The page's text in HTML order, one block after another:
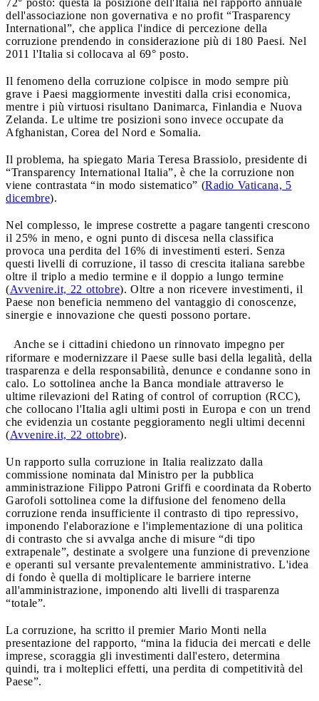
dell'associazione non governativa e no profit “Trasparency
International”, che applica l'indice di percezione della
corruzione prendendo in considerazione più di 180 Paesi. Nel
2011 l'Italia si collocava al 69° posto.
Il fenomeno della corruzione colpisce in modo sempre più
grave i Paesi maggiormente investiti dalla crisi economica,
mentre i più virtuosi risultano Danimarca, Finlandia e Nuova
Zelanda. Le ultime tre posizioni sono invece occupate da
Afghanistan, Corea del Nord e Somalia.
Il problema, ha spiegato Maria Teresa Brassiolo, presidente di
“Transparency International Italia”, è che la corruzione non
viene contrastata “in modo sistematico” (Radio Vaticana, 5
dicembre).
Nel complesso, le imprese costrette a pagare tangenti crescono
il 25% in meno, e ogni punto di discesa nella classifica
provoca una perdita del 16% di investimenti esteri. Senza
questi livelli di corruzione, il tasso di crescita italiana sarebbe
oltre il triplo a medio termine e il doppio a lungo termine
(Avvenire.it, 22 ottobre). Oltre a non ricevere investimenti, il
Paese non beneficia nemmeno del vantaggio di conoscenze,
sinergie e innovazione che questi possono portare.
Anche se i cittadini chiedono un rinnovato impegno per
riformare e modernizzare il Paese sulle basi della legalità, della
trasparenza e della responsabilità, denunce e condanne sono in
calo. Lo sottolinea anche la Banca mondiale attraverso le
ultime rilevazioni del Rating of control of corruption (RCC),
che collocano l'Italia agli ultimi posti in Europa e con un trend
che evidenzia un costante peggioramento negli ultimi decenni
(Avvenire.it, 22 ottobre).
Un rapporto sulla corruzione in Italia realizzato dalla
commissione nominata dal Ministro per la pubblica
amministrazione Filippo Patroni Griffi e coordinata da Roberto
Garofoli sottolinea come la diffusione del fenomeno della
corruzione renda insufficiente il contrasto di tipo repressivo,
imponendo l'elaborazione e l'implementazione di una politica
di contrasto che si avvalga anche di misure “di tipo
extrapenale”, destinate a svolgere una funzione di prevenzione
e operanti sul versante prevalentemente amministrativo. L'idea
di fondo è quella di moltiplicare le barriere interne
all'amministrazione, imponendo alti livelli di trasparenza
“totale”.
La corruzione, ha scritto il premier Mario Monti nella
presentazione del rapporto, “mina la fiducia dei mercati e delle
imprese, scoraggia gli investimenti dall'estero, determina
quindi, tra i molteplici effetti, una perdita di competitività del
Paese”.